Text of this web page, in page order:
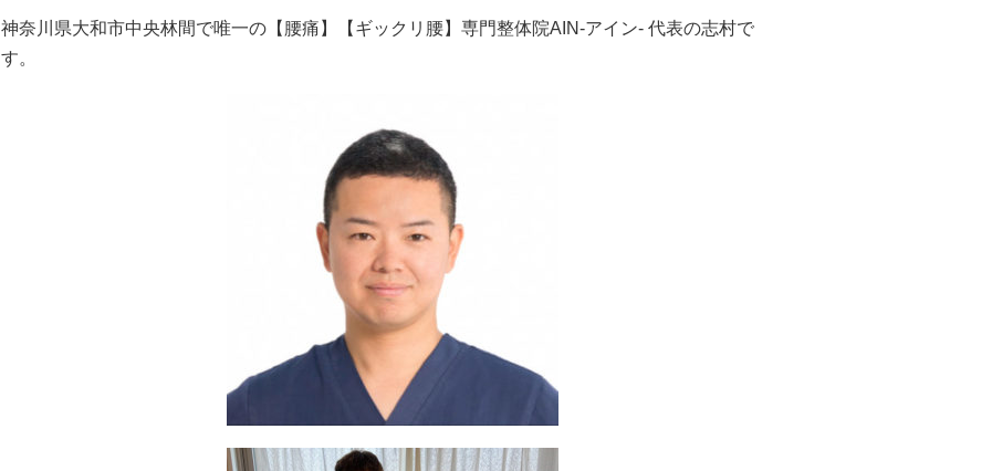
神奈川県大和市中央林間で唯一の【腰痛】【ギックリ腰】専門整体院AIN-アイン- 代表の志村で
す。